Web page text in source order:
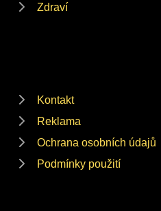
Zdraví
Kontakt
Reklama
Ochrana osobních údajů
Podmínky použití